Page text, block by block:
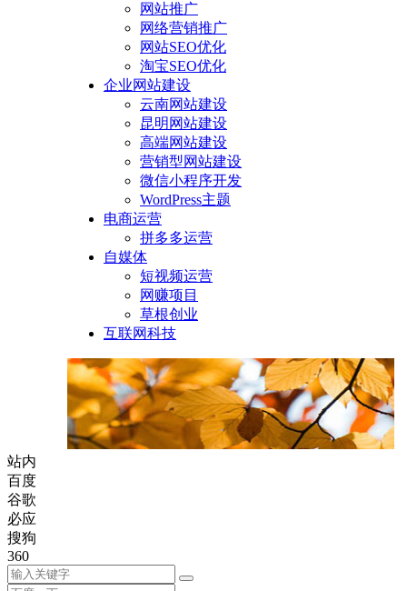
网站推广
网络营销推广
网站SEO优化
淘宝SEO优化
企业网站建设
云南网站建设
昆明网站建设
高端网站建设
营销型网站建设
微信小程序开发
WordPress主题
电商运营
拼多多运营
自媒体
短视频运营
网赚项目
草根创业
互联网科技
站内
百度
谷歌
必应
搜狗
360